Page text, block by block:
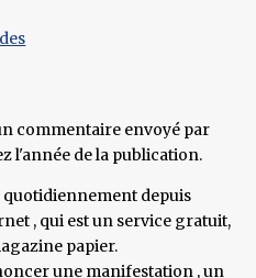
commentaire envoyé par
l'année de la publication.
depuis
, qui est un service gratuit,
papier.
une manifestation , un